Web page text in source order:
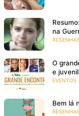
na
RESENHAS
O
e juvenil
EVENTOS
Bem lá
RESENHAS